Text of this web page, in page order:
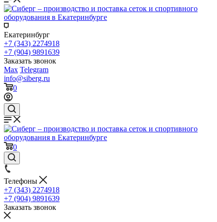
Екатеринбург
+7 (343) 2274918
+7 (904) 9891639
Заказать звонок
Max Telegram
info@siberg.ru
0
0
Телефоны
+7 (343) 2274918
+7 (904) 9891639
Заказать звонок